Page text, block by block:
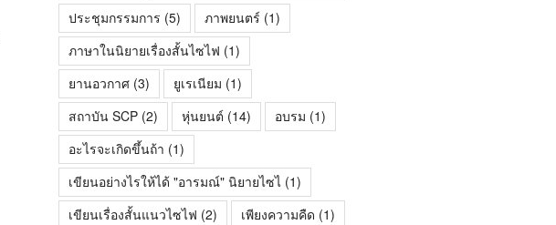
ประชุมกรรมการ (5) ภาพยนตร์ (1)
ภาษาในนิยายเรื่องสั้นไซไฟ (1)
ยานอวกาศ(3) ยูเรเนียม (1)
สถาบัน SCP(2) หุ่นยนต์ (14) อบรม (1)
อะไรจะเกิดขึ้นถ้า (1)
เขียนอย่างไรให้ได้ "อารมณ์" นิยายไซไ(1)
เขียนเรื่องสั้นแนวไซไฟ (2) เพียงความคืด (1)